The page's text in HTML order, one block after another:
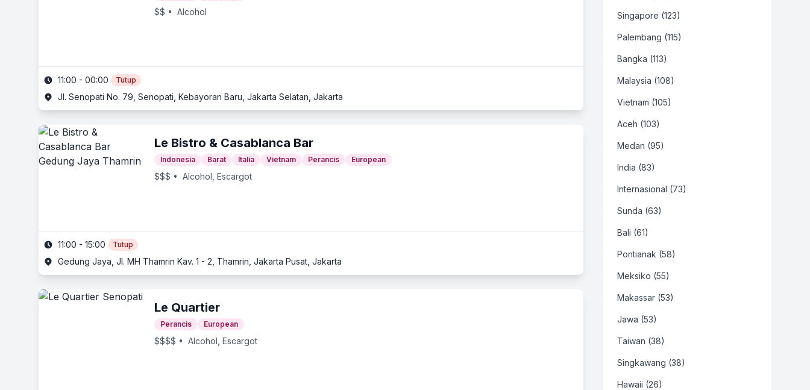
$$ • Alcohol
11:00 - 00:00 Tutup
Jl. Senopati No. 79, Senopati, Kebayoran Baru, Jakarta Selatan, Jakarta
Le Bistro & Casablanca Bar
Indonesia Barat Italia Vietnam Perancis European
$$$ • Alcohol, Escargot
11:00 - 15:00 Tutup
Gedung Jaya, Jl. MH Thamrin Kav. 1 - 2, Thamrin, Jakarta Pusat, Jakarta
Le Quartier
Perancis European
$$$$ • Alcohol, Escargot
Singapore (123)
Palembang (115)
Bangka (113)
Malaysia (108)
Vietnam (105)
Aceh (103)
Medan (95)
India (83)
Internasional (73)
Sunda (63)
Bali (61)
Pontianak (58)
Meksiko (55)
Makassar (53)
Jawa (53)
Taiwan (38)
Singkawang (38)
Hawaii (26)